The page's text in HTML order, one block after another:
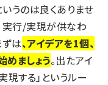
いうのは良くありませ
実行/実現が供なわ
は、アイデアを1個、
めましょう。出たアイ
現する」というルー